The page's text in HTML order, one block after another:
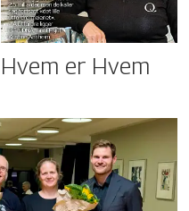
Hvem er Hvem